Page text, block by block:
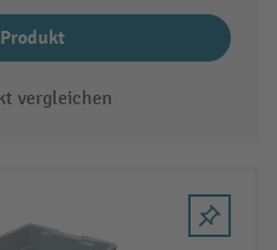
vergleichen